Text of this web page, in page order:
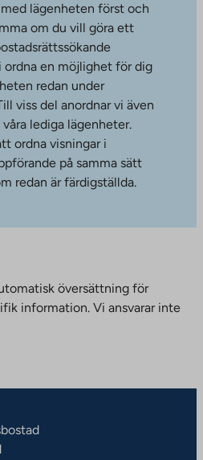
lägenheten först och
om du vill göra ett
ordna en möjlighet för dig
redan under
viss del anordnar vi även
lediga lägenheter.
ordna visningar i
på samma sätt
redan är färdigställda.
översättning för
information. Vi ansvarar inte